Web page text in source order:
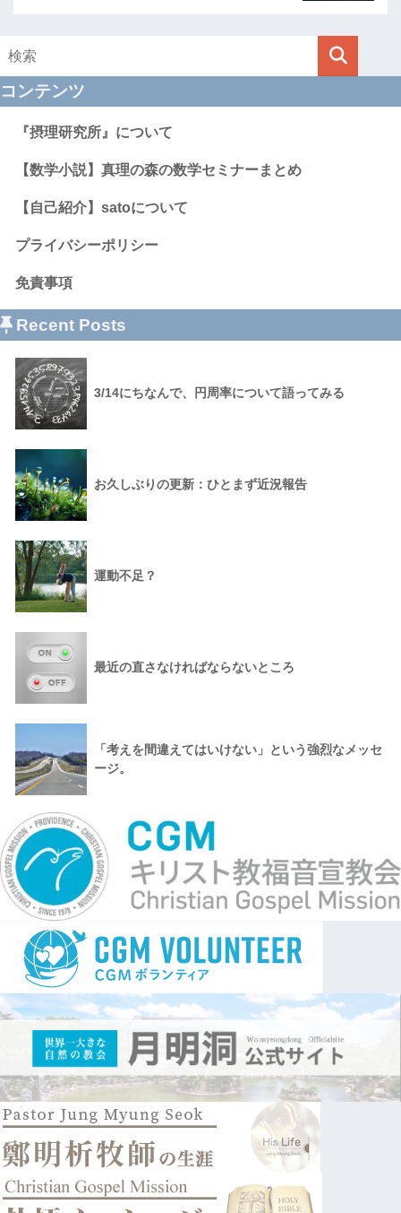
コンテンツ
『摂理研究所』について
【数学小説】真理の森の数学セミナーまとめ
【自己紹介】satoについて
プライバシーポリシー
免責事項
Recent Posts
3/14にちなんで、円周率について語ってみる
お久しぶりの更新：ひとまず近況報告
運動不足？
最近の直さなければならないところ
「考えを間違えてはいけない」という強烈なメッセ
ージ。